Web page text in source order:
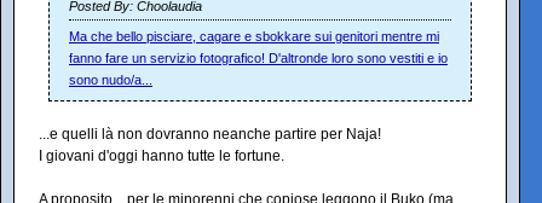
Posted By: Choolaudia
Ma che bello pisciare, cagare e sbokkare sui genitori mentre mi
fanno fare un servizio fotografico! D'altronde loro sono vestiti e io
sono nudo/a...
...e quelli là non dovranno neanche partire per Naja!
I giovani d'oggi hanno tutte le fortune.
A proposito... per le minorenni che copiose leggono il Buko (ma